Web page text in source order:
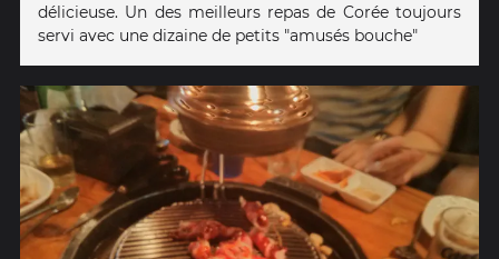
délicieuse. Un des meilleurs repas de Corée toujours
servi avec une dizaine de petits "amusés bouche"